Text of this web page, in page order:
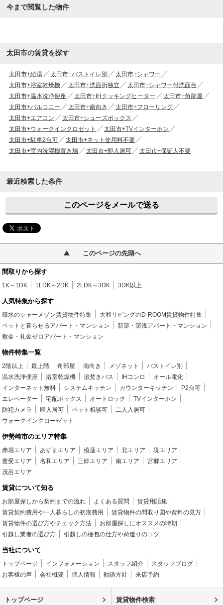
今まで閲覧した物件
太田市の賃貸を探す
太田市+給湯 太田市+バストイレ別
太田市+シャワー
太田市+浴室乾燥機
太田市+洗面所独立
太田市+シャワー付洗面台
太田市+温水洗浄便座
太田市+IHクッキングヒーター
太田市+角部屋
太田市+バルコニー
太田市+南向き
太田市+フローリング
太田市+エアコン
太田市+シューズボックス
太田市+ウォークインクロゼット
太田市+TVインターホン
太田市+駐車2台可
太田市+ネット使用料不要
太田市+室内洗濯機置き場
太田市+即入居可 太田市+保証人不要
最近検索した条件
このページをメールで送る
このページの先頭へ
間取りから探す
1K～1DK 1LDK～2DK 2LDK～3DK 3DK以上
人気特集から探す
積水のシャーメゾン賃貸物件特集
大和リビングのD-ROOM賃貸物件特集
ペットと暮らせるアパート・マンション
新築・築浅アパート・マンション
敷金・礼金ゼロアパート・マンション
物件特集一覧
2階以上 最上階 角部屋 南向き メゾネット
バストイレ別
温水洗浄便座
浴室乾燥機 追焚きバス IHコンロ
オール電化
インターネット無料
システムキッチン カウンターキッチン
P2台可
エレベーター
宅配ボックス オートロック
TVインターホン
防犯カメラ
即入居可 ペット相談可
二人入居可
ウォークインクローゼット
伊勢崎市のエリア特集
赤堀エリア あずまエリア 殖蓮エリア 北エリア
境エリア
豊受エリア
名和エリア 三郷エリア 南エリア
宮郷エリア
茂呂エリア
賃貸について知る
お部屋探しから契約までの流れ よくある質問
賃貸用語集
賃貸契約費用や一人暮らしの初期費用
賃貸物件の間取り図や資料の見方
賃貸物件の選び方やチェック方法
お部屋探しにオススメの時期
引越し業者の選び方
引越しの梱包の仕方や荷造りのコツ
当社について
トップページ インフォメーション スタッフ紹介
スタッフブログ
お客様の声
会社概要 個人情報 勧誘方針 来店予約
トップページ 賃貸物件検索